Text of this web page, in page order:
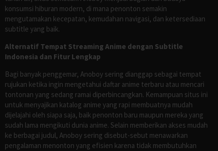
konsumsi hiburan modern, di mana penonton semakin
mengutamakan kecepatan, kemudahan navigasi, dan ketersediaan
subtitle yang baik.
Alternatif Tempat Streaming Anime dengan Subtitle
Indonesia dan Fitur Lengkap
Bagi banyak penggemar, Anoboy sering dianggap sebagai tempat
rujukan ketika ingin mengetahui daftar anime terbaru atau mencari
tontonan yang sedang ramai diperbincangkan. Kemampuan situs ini
untuk menyajikan katalog anime yang rapi membuatnya mudah
dijelajahi oleh siapa saja, baik penonton baru maupun mereka yang
sudah lama mengikuti dunia anime. Selain memberikan akses mudah
ke berbagai judul, Anoboy sering disebut-sebut menawarkan
pengalaman menonton yang efisien karena tidak membutuhkan